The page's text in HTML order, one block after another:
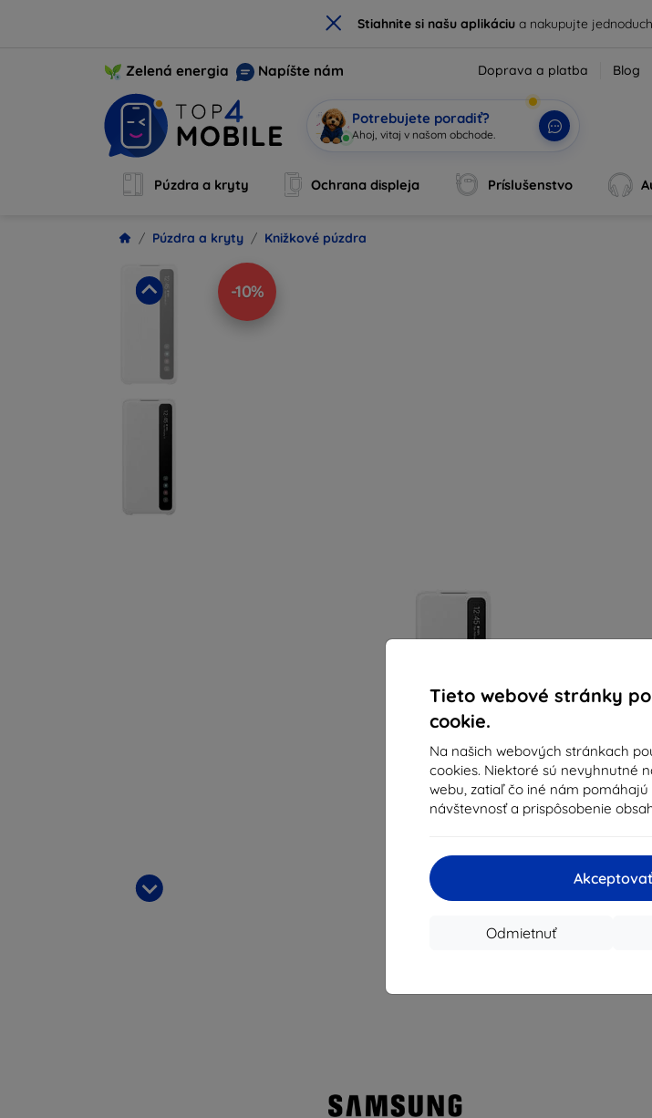
× Stiahnite si našu aplikáciua nakupujte
Tieto webové stránky
cookie.
Na našich webových stránkach
cookies. Niektoré sú nevyhnutné
webu, zatiaľ čo iné nám
návštevnosť a prispôsobenie
Akceptovať
Odmietnuť
Zelená energia Napíšte nám Doprava a platba Blog
Potrebujete poradiť?
|
Púzdra a kryty Ochrana displeja Príslušenstvo
Púzdra a kryty Knižkové púzdra
-10%